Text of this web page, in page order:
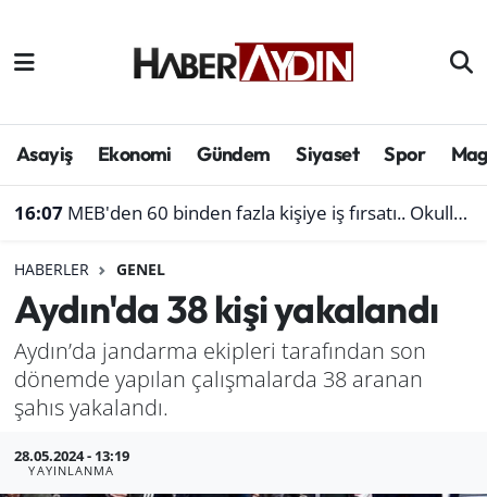
Asayiş Ekonomi Gündem Siyaset Spor
16:07 MEB'den 60 binden fazla kişiye iş fırsatı.. Okullara personel alınacak
HABERLER GENEL
Aydın'da 38 kişi yakalandı
Aydın’da jandarma ekipleri tarafından son
dönemde yapılan çalışmalarda 38 aranan
şahıs yakalandı.
28.05.2024 - 13:19
YAYINLANMA
Afyonkarahisar
Çevre
Genel
Haber
Izmir
Kütahya
Aydın Hava Durumu
Süper Lig Puan Durumu ve Fikstür
Son Dakika Haberleri
Haber Arşivi